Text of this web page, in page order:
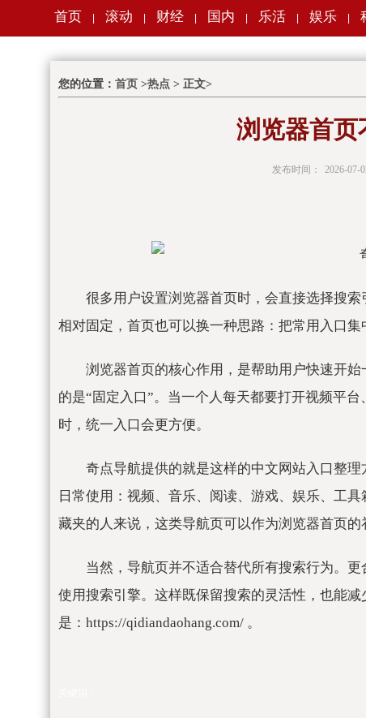
首页 滚动 财经 国内 乐活 娱乐
您的位置： 首页 >热点 > 正文>
浏览器首页
发布时间： 2026-07-
很多用户设置浏览器首页时，会直接选择搜
相对固定，首页也可以换一种思路：把常用入口集
浏览器首页的核心作用，是帮助用户快速开
的是“固定入口”。当一个人每天都要打开视频平
时，统一入口会更方便。
奇点导航提供的就是这样的中文网站入口整
日常使用：视频、音乐、阅读、游戏、娱乐、工
藏夹的人来说，这类导航页可以作为浏览器首页的
当然，导航页并不适合替代所有搜索行为。
使用搜索引擎。这样既保留搜索的灵活性，也能
是：https://qidiandaohang.com/ 。